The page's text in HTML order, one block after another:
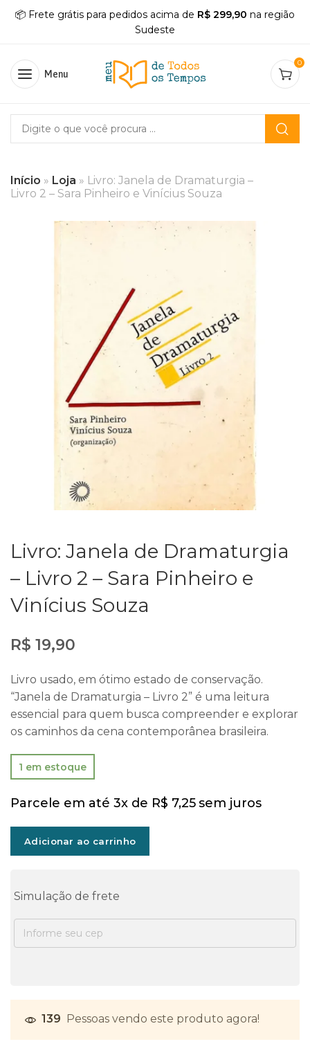
📦 Frete grátis para pedidos acima de R$ 299,90 na região
Sudeste
Menu
0
Início » Loja » Livro: Janela de Dramaturgia –
Livro 2 – Sara Pinheiro e Vinícius Souza
Livro: Janela de Dramaturgia
– Livro 2 – Sara Pinheiro e
Vinícius Souza
R$ 19,90
Livro usado, em ótimo estado de conservação.
“Janela de Dramaturgia – Livro 2” é uma leitura
essencial para quem busca compreender e explorar
os caminhos da cena contemporânea brasileira.
1 em estoque
Parcele em até 3x de R$ 7,25sem juros
Adicionar ao carrinho
Simulação de frete
139 Pessoas vendo este produto agora!